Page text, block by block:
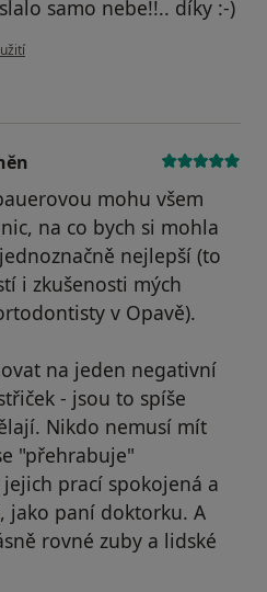
samo nebe!!.. díky :-)
Pacient
mohu všem
na co bych si mohla
nejlepší (to
i zkušenosti mých
v Opavě).
na jeden negativní
- jsou to spíše
Nikdo nemusí mít
"přehrabuje"
prací spokojená a
jako paní doktorku. A
rovné zuby a lidské